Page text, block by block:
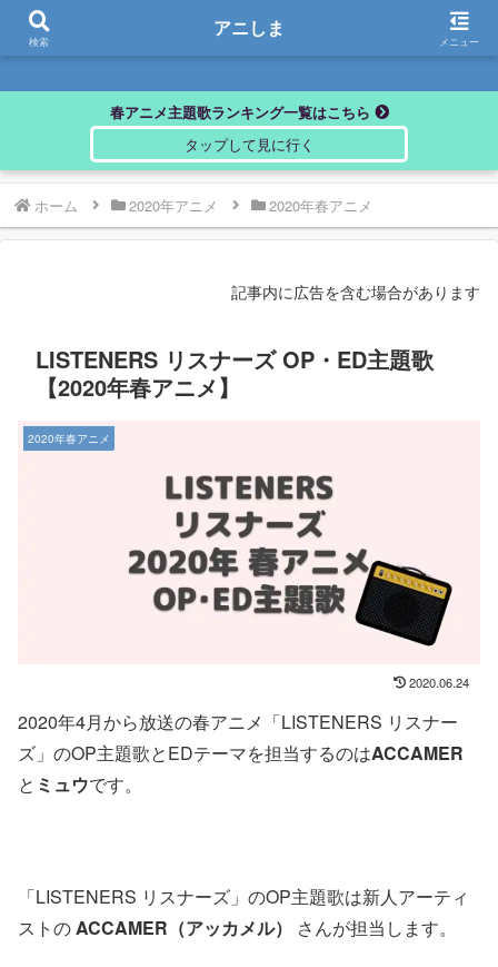
アニしま
春アニメ主題歌ランキング一覧はこちら
ホーム 2020年アニメ 2020年春アニメ
記事内に広告を含む場合があります
LISTENERS リスナーズ OP・ED主題歌
【2020年春アニメ】
2020年春アニメ
2020.06.24
2020年4月から放送の春アニメ「LISTENERS リスナー
ズ」のOP主題歌とEDテーマを担当するのはACCAMER
と ミュウです。
「LISTENERS リスナーズ」のOP主題歌は新人アーティ
ストのACCAMER（アッカメル） さんが担当します。
検索
アニしま
メニュー